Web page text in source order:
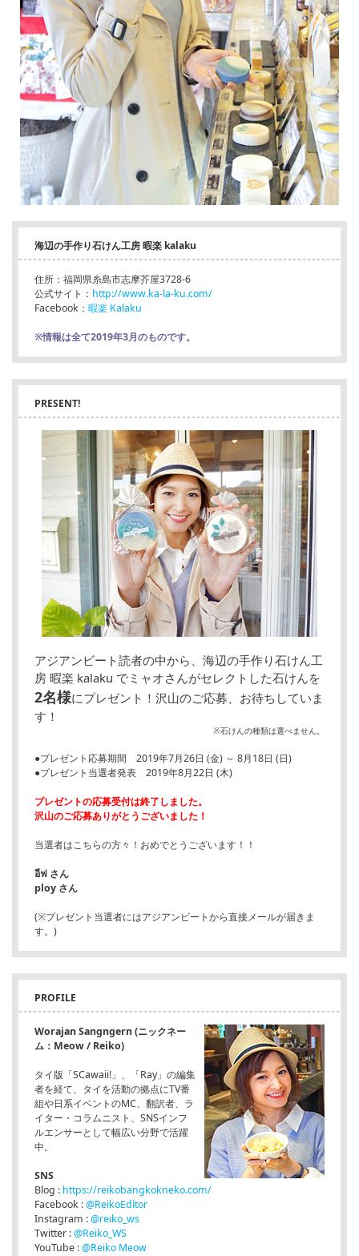
海辺の手作り石けん工房 暇楽 kalaku
住所：福岡県糸島市志摩芥屋3728-6
公式サイト： http://www.ka-la-ku.com/
Facebook： 暇楽 Kalaku
※情報は全て2019年3月のものです。
PRESENT!
アジアンビート読者の中から、海辺の手作り石けん工
房 暇楽 kalaku でミャオさんがセレクトした石けんを
2名様にプレゼント！沢山のご応募、お待ちしていま
す！
※石けんの種類は選べません。
●プレゼント応募期間 2019年7月26日 (金) ～ 8月18日 (日)
●プレゼント当選者発表 2019年8月22日 (木)
プレゼントの応募受付は終了しました。
沢山のご応募ありがとうございました！
当選者はこちらの方々！おめでとうございます！！
อีฟ さん
ploy さん
(※プレゼント当選者にはアジアンビートから直接メールが届きま
す。)
PROFILE
Worajan Sangngern (ニックネー
ム：Meow / Reiko)
タイ版「SCawaii!」、「Ray」の編集
者を経て、タイを活動の拠点にTV番
組や日系イベントのMC、翻訳者、ラ
イター・コラムニスト、SNSインフ
ルエンサーとして幅広い分野で活躍
中。
SNS
Blog : https://reikobangkokneko.com/
Facebook :@ReikoEditor
Instagram :@reiko_ws
Twitter :@Reiko_WS
YouTube :@Reiko Meow